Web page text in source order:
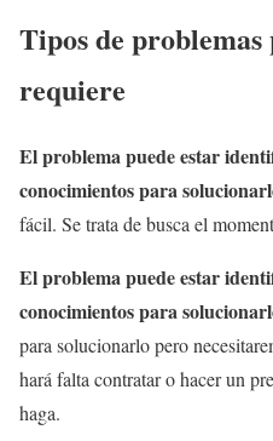
Tipos de
requiere
El problema puede estar
conocimientos para
fácil. Se trata de busca el
El problema puede estar
conocimientos para
para solucionarlo pero
hará falta contratar o hacer un
haga.